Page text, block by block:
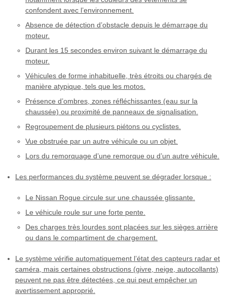
confondent avec l’environnement.
Absence de détection d’obstacle depuis le démarrage du
moteur.
Durant les 15 secondes environ suivant le démarrage du
moteur.
Véhicules de forme inhabituelle, très étroits ou chargés de
manière atypique, tels que les motos.
Présence d’ombres, zones réfléchissantes (eau sur la
chaussée) ou proximité de panneaux de signalisation.
Regroupement de plusieurs piétons ou cyclistes.
Vue obstruée par un autre véhicule ou un objet.
Lors du remorquage d’une remorque ou d’un autre véhicule.
Les performances du système peuvent se dégrader lorsque :
Le Nissan Rogue circule sur une chaussée glissante.
Le véhicule roule sur une forte pente.
Des charges très lourdes sont placées sur les sièges arrière
ou dans le compartiment de chargement.
Le système vérifie automatiquement l’état des capteurs radar et
caméra, mais certaines obstructions (givre, neige, autocollants)
peuvent ne pas être détectées, ce qui peut empêcher un
avertissement approprié.